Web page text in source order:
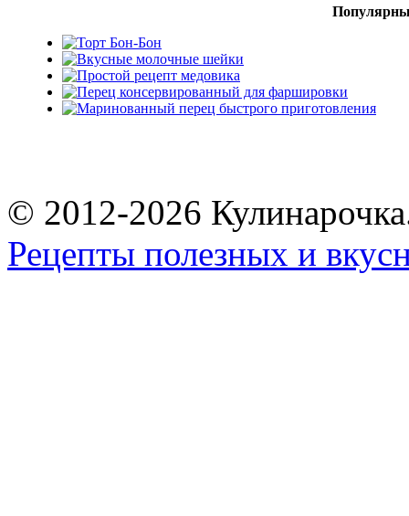
© 2012-2026
Рецепты полезных и